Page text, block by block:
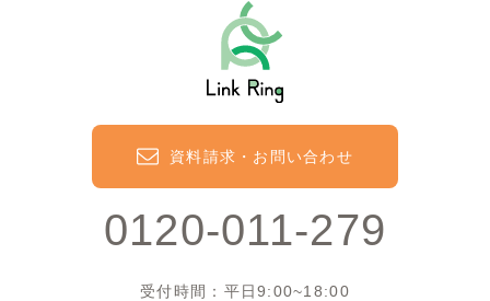
0120-011-279
受付時間：平日9:00~18:00
資料請求・お問い合わせ